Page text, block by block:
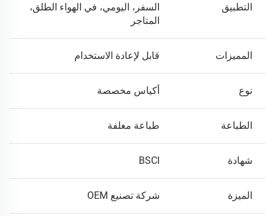
التطبيق
السفر، اليومي، في الهواء الطلق،
المتاجر
المميزات قابل لإعادة الاستخدام
نوع أكياس مخصصة
الطباعة طباعة مغلفة
شهادة BSCI
الميزة شركة تصنيع OEM